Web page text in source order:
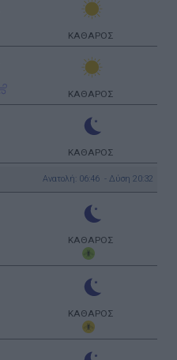
ΚΑΘΑΡΟΣ
ΚΑΘΑΡΟΣ
ΚΑΘΑΡΟΣ
Ανατολή: 06:46 - Δύση 20:32
ΚΑΘΑΡΟΣ
ΚΑΘΑΡΟΣ